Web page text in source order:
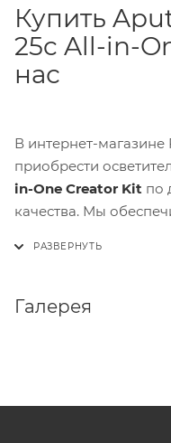
Купить
25c All-in-
нас
В интернет-
приобрести
in-One Creator Kit по
качества. Мы
Галерея